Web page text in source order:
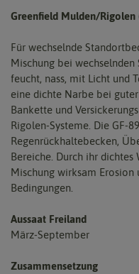
Greenfield Mulden/Rigolen
Für wechselnde
Mischung bei
feucht, nass, mit Licht und
eine dichte Narbe bei
Bankette und
Rigolen-Systeme. Die GF-
Regenrückhaltebecken,
Bereiche. Durch ihr
Mischung wirksam
Bedingungen.
Aussaat Freiland
März-September
Zusammensetzung